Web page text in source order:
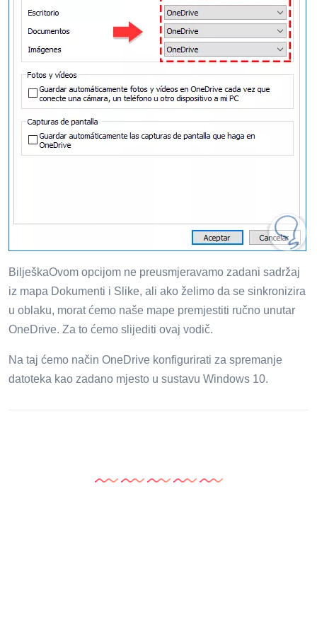
BilješkaOvom opcijom ne preusmjeravamo zadani sadržaj
iz mapa Dokumenti i Slike, ali ako želimo da se sinkronizira
u oblaku, morat ćemo naše mape premjestiti ručno unutar
OneDrive. Za to ćemo slijediti ovaj vodič.
Na taj ćemo način OneDrive konfigurirati za spremanje
datoteka kao zadano mjesto u sustavu Windows 10.